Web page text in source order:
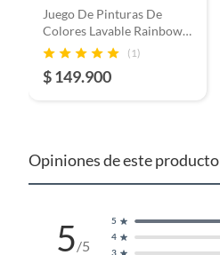
Juego De Pinturas De
Colores Lavable Rainbow
Art
(1)
$ 149.900
Opiniones de este producto
5/5 3
4
5